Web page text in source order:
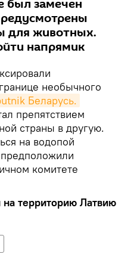
был замечен
для животных.
напрямик
необычного
Беларусь.
препятствием
страны в другую.
на водопой
комитете
на территорию Латвию